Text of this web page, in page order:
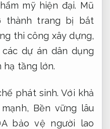
mỹ hiện đại. Mũ
thành trang bị bắt
thi công xây dựng,
dự án dân dụng
hạ tầng lớn.
phát sinh. Với khả
Bền vững lâu
bảo vệ người lao